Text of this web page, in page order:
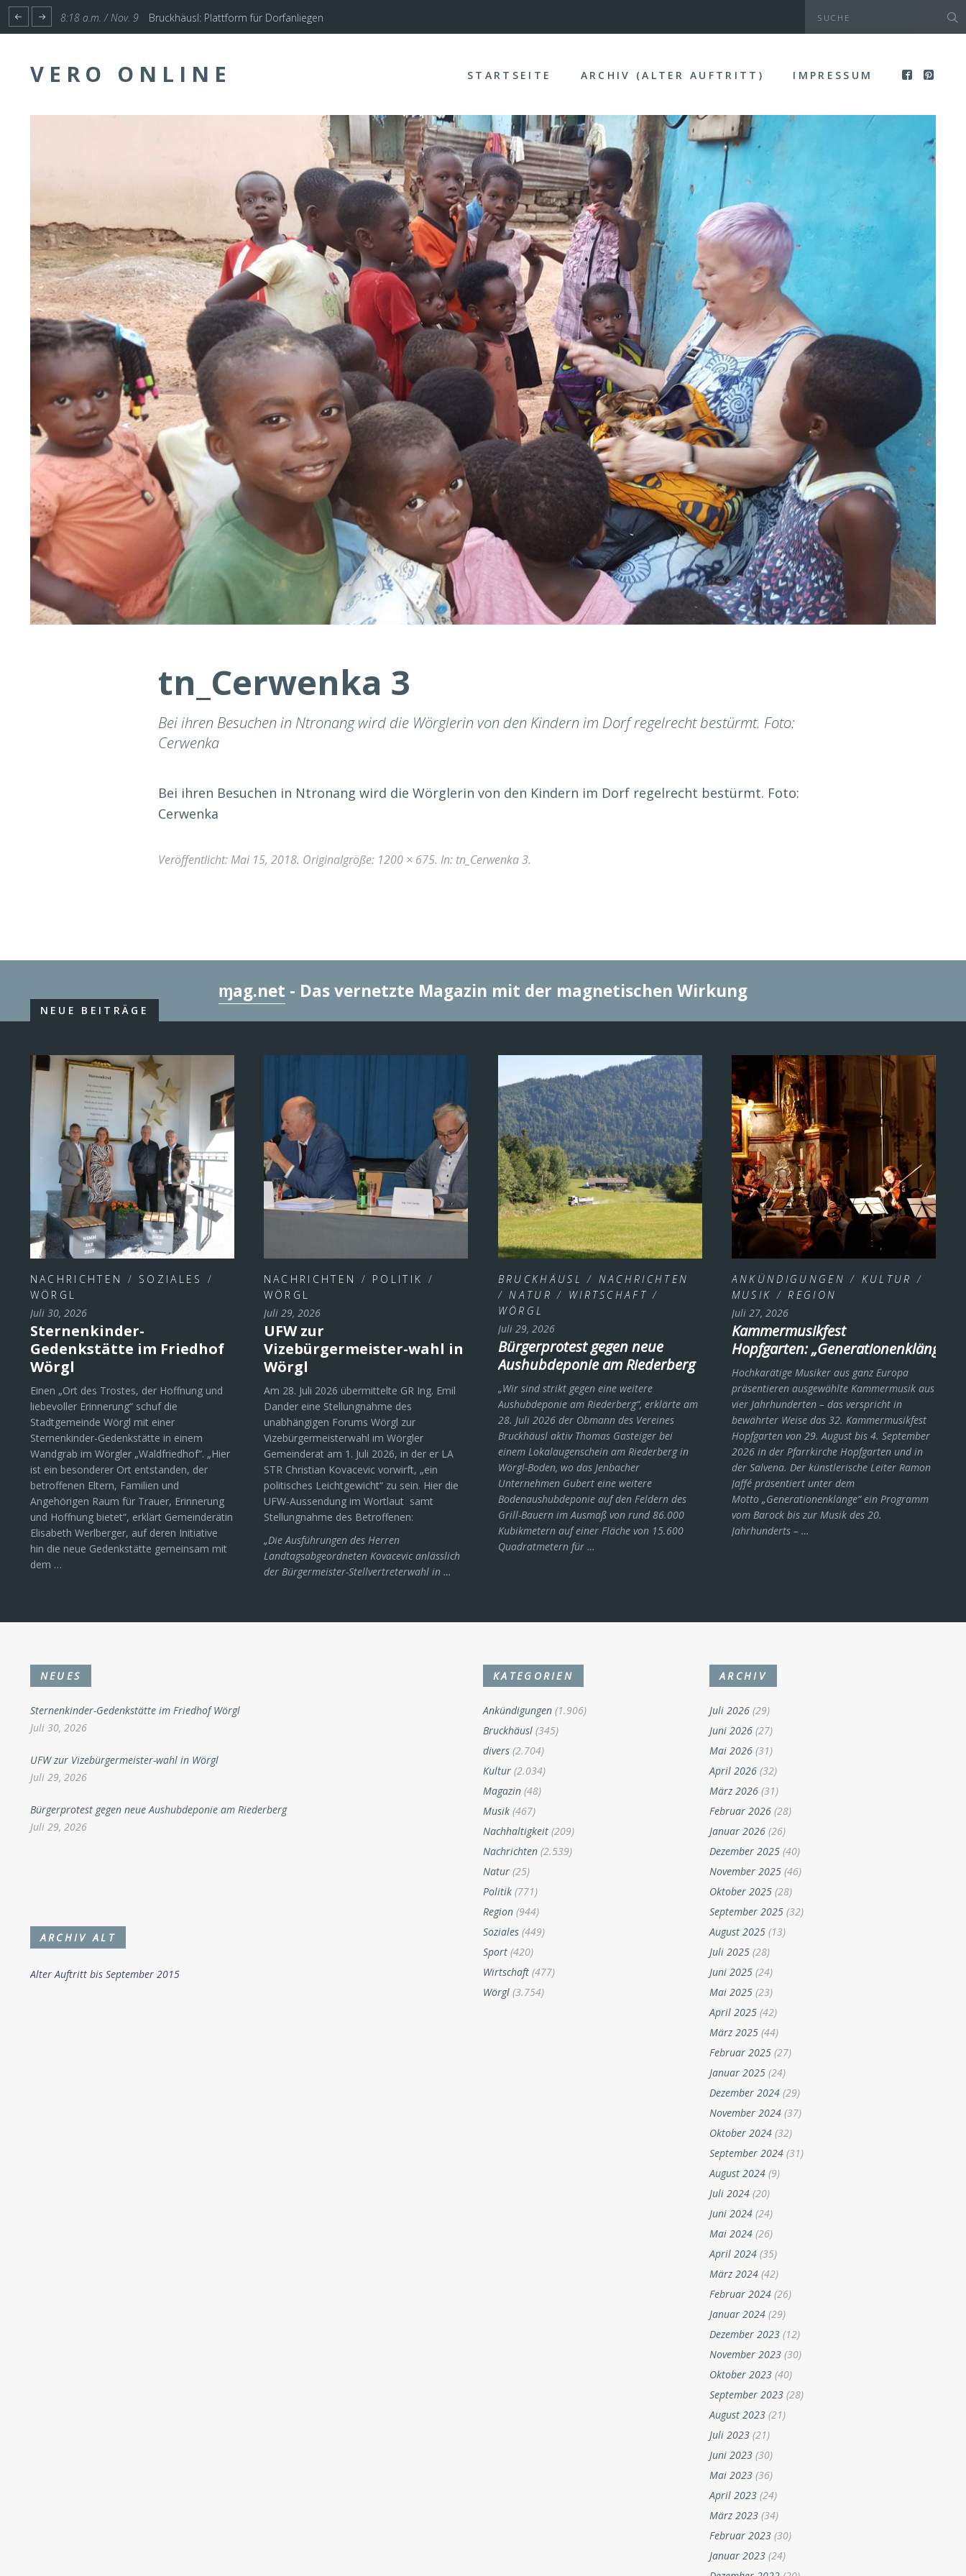
1:17 p.m. / Nov. 4 Start für Planung Hochwasserschutz Unterinntal
VERO ONLINE STARTSEITE ARCHIV (ALTER AUFTRITT) IMPRESSUM
tn_Cerwenka 3
Bei ihren Besuchen in Ntronang wird die Wörglerin von den Kindern im Dorf regelrecht bestürmt. Foto:
Cerwenka
Bei ihren Besuchen in Ntronang wird die Wörglerin von den Kindern im Dorf regelrecht bestürmt. Foto:
Cerwenka
Veröffentlicht:Mai 15, 2018. Originalgröße: 1200 × 675. In: tn_Cerwenka 3.
ɱag.net - Das vernetzte Magazin mit der magnetischen Wirkung
NEUE BEITRÄGE
NACHRICHTEN / SOZIALES
/
WÖRGL
Juli 30, 2026
Sternenkinder-
Gedenkstätte im Friedhof
Wörgl
Einen „Ort des Trostes, der Hoffnung und
liebevoller Erinnerung“ schuf die
Stadtgemeinde Wörgl mit einer
Sternenkinder-Gedenkstätte in einem
Wandgrab im Wörgler „Waldfriedhof“. „Hier
ist ein besonderer Ort entstanden, der
betroffenen Eltern, Familien und
Angehörigen Raum für Trauer, Erinnerung
und Hoffnung bietet“, erklärt Gemeinderätin
Elisabeth Werlberger, auf deren Initiative
hin die neue Gedenkstätte gemeinsam mit
dem …
NACHRICHTEN / POLITIK /
WÖRGL
Juli 29, 2026
UFW zur
Vizebürgermeister-wahl in
Wörgl
Am 28. Juli 2026 übermittelte GR Ing. Emil
Dander eine Stellungnahme des
unabhängigen Forums Wörgl zur
Vizebürgermeisterwahl im Wörgler
Gemeinderat am 1. Juli 2026, in der er LA
STR Christian Kovacevic vorwirft, „ein
politisches Leichtgewicht“ zu sein. Hier die
UFW-Aussendung im Wortlaut samt
Stellungnahme des Betroffenen:
„Die Ausführungen des Herren
Landtagsabgeordneten Kovacevic anlässlich
der Bürgermeister-Stellvertreterwahl in …
BRUCKHÄUSL / NACHRICHTEN
/NATUR / WIRTSCHAFT /
WÖRGL
Juli 29, 2026
Bürgerprotest gegen neue
Aushubdeponie am Riederberg
„Wir sind strikt gegen eine weitere
Aushubdeponie am Riederberg“, erklärte am
28. Juli 2026 der Obmann des Vereines
Bruckhäusl aktiv Thomas Gasteiger bei
einem Lokalaugenschein am Riederberg in
Wörgl-Boden, wo das Jenbacher
Unternehmen Gubert eine weitere
Bodenaushubdeponie auf den Feldern des
Grill-Bauern im Ausmaß von rund 86.000
Kubikmetern auf einer Fläche von 15.600
Quadratmetern für …
ANKÜNDIGUNGEN / KULTUR /
MUSIK /REGION
Juli 27, 2026
Kammermusikfest
Hopfgarten: „Generationenklänge“
Hochkarätige Musiker aus ganz Europa
präsentieren ausgewählte Kammermusik aus
vier Jahrhunderten – das verspricht in
bewährter Weise das 32. Kammermusikfest
Hopfgarten von 29. August bis 4. September
2026 in der Pfarrkirche Hopfgarten und in
der Salvena. Der künstlerische Leiter Ramon
Jaffé präsentiert unter dem
Motto „Generationenklänge“ ein Programm
vom Barock bis zur Musik des 20.
Jahrhunderts ­– …
NEUES
Sternenkinder-Gedenkstätte im Friedhof Wörgl
Juli 30, 2026
UFW zur Vizebürgermeister-wahl in Wörgl
Juli 29, 2026
Bürgerprotest gegen neue Aushubdeponie am Riederberg
Juli 29, 2026
ARCHIV ALT
Alter Auftritt bis September 2015
KATEGORIEN
Ankündigungen (1.906)
Bruckhäusl (345)
divers (2.704)
Kultur (2.034)
Magazin (48)
Musik (467)
Nachhaltigkeit (209)
Nachrichten (2.539)
Natur (25)
Politik (771)
Region (944)
Soziales (449)
Sport (420)
Wirtschaft (477)
Wörgl (3.754)
ARCHIV
Juli 2026 (29)
Juni 2026 (27)
Mai 2026 (31)
April 2026 (32)
März 2026 (31)
Februar 2026 (28)
Januar 2026 (26)
Dezember 2025 (40)
November 2025 (46)
Oktober 2025 (28)
September 2025 (32)
August 2025 (13)
Juli 2025 (28)
Juni 2025 (24)
Mai 2025 (23)
April 2025 (42)
März 2025 (44)
Februar 2025 (27)
Januar 2025 (24)
Dezember 2024 (29)
November 2024 (37)
Oktober 2024 (32)
September 2024 (31)
August 2024 (9)
Juli 2024 (20)
Juni 2024 (24)
Mai 2024 (26)
April 2024 (35)
März 2024 (42)
Februar 2024 (26)
Januar 2024 (29)
Dezember 2023 (12)
November 2023 (30)
Oktober 2023 (40)
September 2023 (28)
August 2023 (21)
Juli 2023 (21)
Juni 2023 (30)
Mai 2023 (36)
April 2023 (24)
März 2023 (34)
Februar 2023 (30)
Januar 2023 (24)